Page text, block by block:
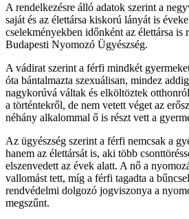
A rendelkezésre álló adatok szerint a
saját és az élettársa kiskorú lányát is
cselekményekben időnként az élettársa is
Budapesti Nyomozó Ügyészség.
A vádirat szerint a férfi mindkét
óta bántalmazta szexuálisan, mindez
nagykorúvá váltak és elköltöztek
a történtekről, de nem vetett véget az
néhány alkalommal ő is részt vett a
Az ügyészség szerint a férfi nemcsak a
hanem az élettársát is, aki több
elszenvedett az évek alatt. A nő a
vallomást tett, míg a férfi tagadta a
rendvédelmi dolgozó jogviszonya a
megszűnt.